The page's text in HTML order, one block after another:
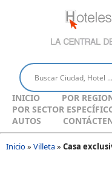
INICIO
POR
POR SECTOR
AUTOS
Inicio» Villeta» Casa